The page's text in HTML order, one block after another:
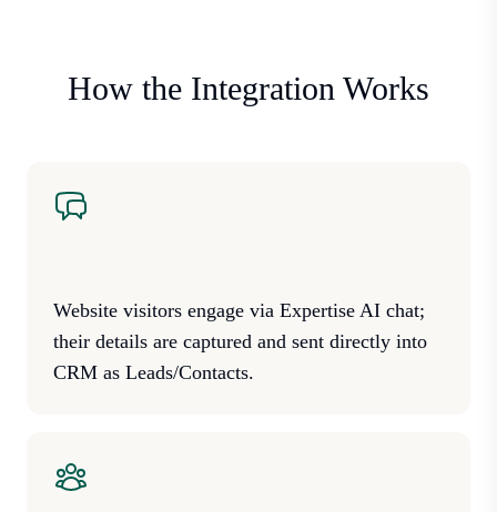
How the Integration Works
Website visitors engage via Expertise AI chat;
their details are captured and sent directly into
CRM as Leads/Contacts.